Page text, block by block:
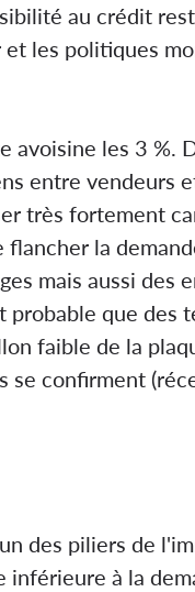
au crédit
et les politiques
avoisine les 3 %.
entre vendeurs
très fortement
la
mais aussi des
que des
faible de la
se confirment
des piliers de
inférieure à la